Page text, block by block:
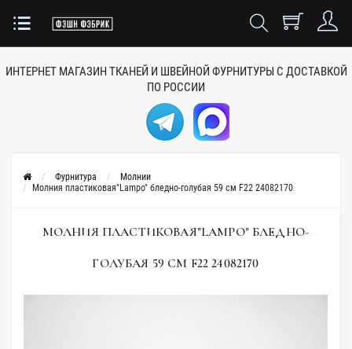
ИНТЕРНЕТ МАГАЗИН ТКАНЕЙ И ШВЕЙНОЙ ФУРНИТУРЫ С ДОСТАВКОЙ
ПО РОССИИ
Фурнитура
Молнии
Молния пластиковая"Lampo" бледно-голубая 59 см F22 24082170
МОЛНИЯ ПЛАСТИКОВАЯ"LAMPO" БЛЕДНО-
ГОЛУБАЯ 59 СМ F22 24082170